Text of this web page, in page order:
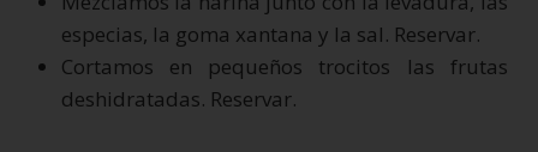
especias, la goma xantana y la sal. Reservar.
Cortamos en pequeños trocitos las frutas
deshidratadas. Reservar.